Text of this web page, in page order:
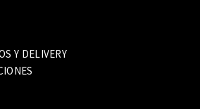
Y DELIVERY